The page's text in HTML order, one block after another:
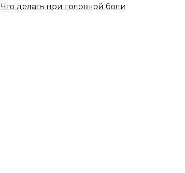
Что делать при головной боли